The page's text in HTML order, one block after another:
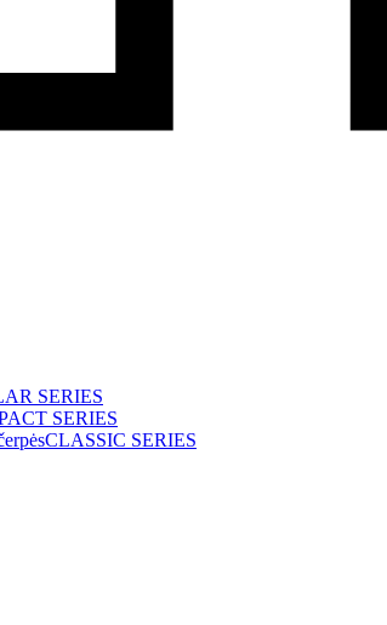
SERIES
SERIES
CLASSIC SERIES